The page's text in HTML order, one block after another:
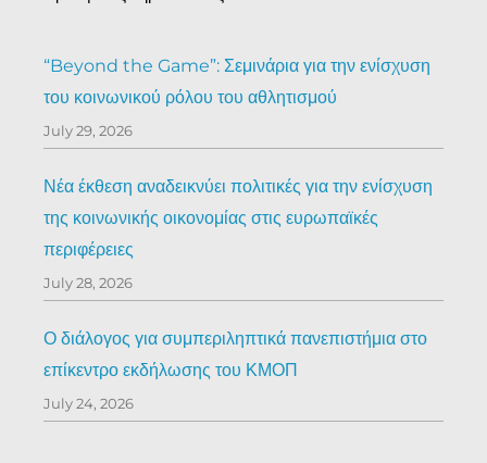
“Beyond the Game”: Σεμινάρια για την ενίσχυση
του κοινωνικού ρόλου του αθλητισμού
July 29, 2026
Νέα έκθεση αναδεικνύει πολιτικές για την ενίσχυση
της κοινωνικής οικονομίας στις ευρωπαϊκές
περιφέρειες
July 28, 2026
Ο διάλογος για συμπεριληπτικά πανεπιστήμια στο
επίκεντρο εκδήλωσης του ΚΜΟΠ
July 24, 2026